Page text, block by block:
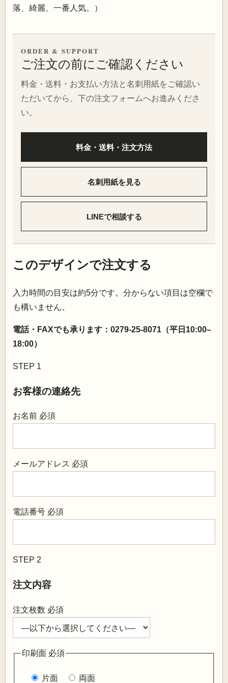
落、綺麗、一番人気。）
ORDER & SUPPORT
ご注文の前にご確認ください
料金・送料・お支払い方法と名刺用紙をご確認い
ただいてから、下の注文フォームへお進みくださ
い。
料金・送料・注文方法
名刺用紙を見る
LINEで相談する
このデザインで注文する
入力時間の目安は約5分です。分からない項目は空欄で
も構いません。
電話・FAXでも承ります：0279-25-8071（平日10:00–
18:00）
STEP 1
お客様の連絡先
お名前 必須
メールアドレス 必須
電話番号 必須
STEP 2
注文内容
注文枚数 必須
印刷面 必須
片面 両面